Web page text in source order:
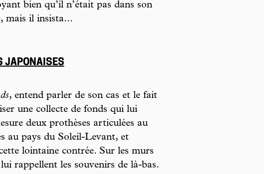
bien qu’il n’était pas dans son
mais il insista...
JAPONAISES
, entend parler de son cas et le fait
une collecte de fonds qui lui
deux prothèses articulées au
au pays du Soleil-Levant, et
lointaine contrée. Sur les murs
rappellent les souvenirs de là-bas.